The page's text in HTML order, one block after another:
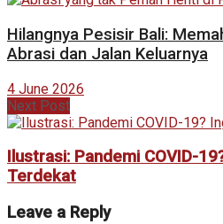
Hilangnya Pesisir Bali:
Abrasi dan Jalan Keluarnya
4 June 2026
Next Post
Ilustrasi: Pandemi COVID-
Terdekat
Leave a Reply